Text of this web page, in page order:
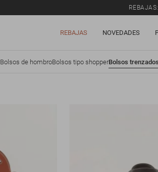
REBAJAS NOVEDADES
Bolsos de hombroBolsos tipo shopperBolsos trenzados